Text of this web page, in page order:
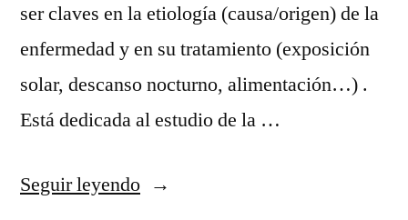
ser claves en la etiología (causa/origen) de la
enfermedad y en su tratamiento (exposición
solar, descanso nocturno, alimentación…) .
Está dedicada al estudio de la …
Seguir leyendo«Medicina